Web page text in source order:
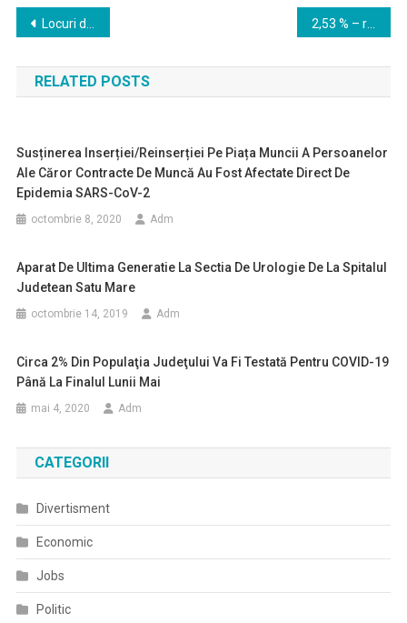
Navigare
în
articole
Locuri de munca vacante
RELATED POSTS
Susținerea Inserției/reinserției Pe Piața Muncii A Persoanelor
Ale Căror Contracte De Muncă Au Fost Afectate Direct De
Epidemia SARS-CoV-2
octombrie 8, 2020 Adm
Aparat De Ultima Generatie La Sectia De Urologie De La Spitalul
Judetean Satu Mare
octombrie 14, 2019 Adm
Circa 2% Din Populaţia Judeţului Va Fi Testată Pentru COVID-19
Până La Finalul Lunii Mai
mai 4, 2020 Adm
CATEGORII
Divertisment
Economic
Jobs
Politic